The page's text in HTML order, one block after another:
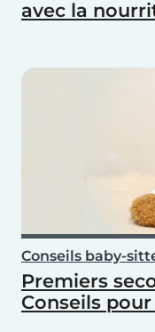
avec la
Conseils baby-
Premiers
Conseils